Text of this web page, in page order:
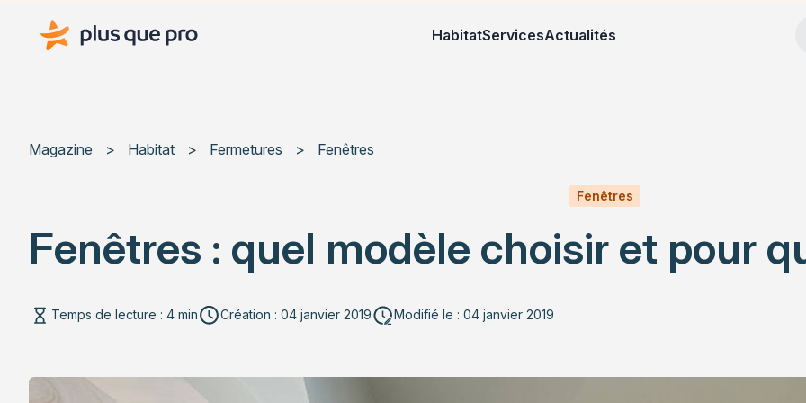
Plus que pro Mag'
HabitatServicesActualités
Magazine > Habitat > Fermetures > Fenêtres
Fenêtres
Fenêtres : quel modèle choisir et pour
Temps de lecture : 4 min Création : 04 janvier 2019 Modifié le : 04 janvier 2019